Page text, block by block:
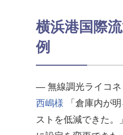
横浜港国際
例
― 無線調光ライコネ
西嶋様 「倉庫内が
ストを低減できた